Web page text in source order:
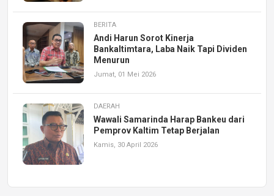
BERITA
Andi Harun Sorot Kinerja
Bankaltimtara, Laba Naik Tapi Dividen
Menurun
Jumat, 01 Mei 2026
DAERAH
Wawali Samarinda Harap Bankeu dari
Pemprov Kaltim Tetap Berjalan
Kamis, 30 April 2026